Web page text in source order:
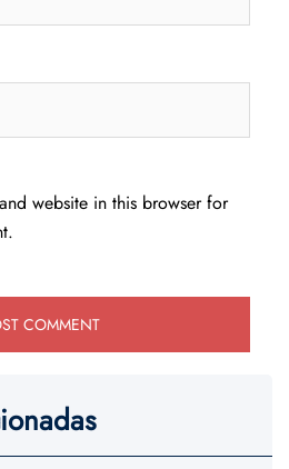
website in this browser for